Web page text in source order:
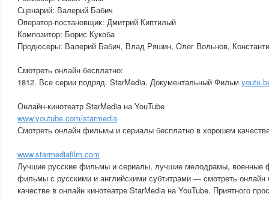
Сценарий: Валерий Бабич
Оператор-постановщик: Дмитрий Киптилый
Композитор: Борис Кукоба
Продюсеры: Валерий Бабич, Влад Ряшин, Олег Вольнов,
Смотреть онлайн бесплатно:
1812. Все серии подряд. StarMedia. Документальный Фильм
Онлайн-кинотеатр StarMedia на YouTube
www.youtube.com/starmedia
Смотреть онлайн фильмы и сериалы бесплатно в хорошем
www.starmediafilm.com
Лучшие русские фильмы и сериалы, лучшие мелодрамы, военные
фильмы с русскими и английскими субтитрами — смотреть онлайн
качестве в онлайн кинотеатре StarMedia на YouTube. Приятного